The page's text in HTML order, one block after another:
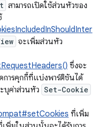
สามารถเปิดใช้ส่วนหัวของ
จะเพิ่มส่วนหัว
ซึ่งจะ
การคุกกี้ที่แบ่งพาร์ติชันได้
บุค่าส่วนหัว Set-Cookie
ที่เพิ่ม